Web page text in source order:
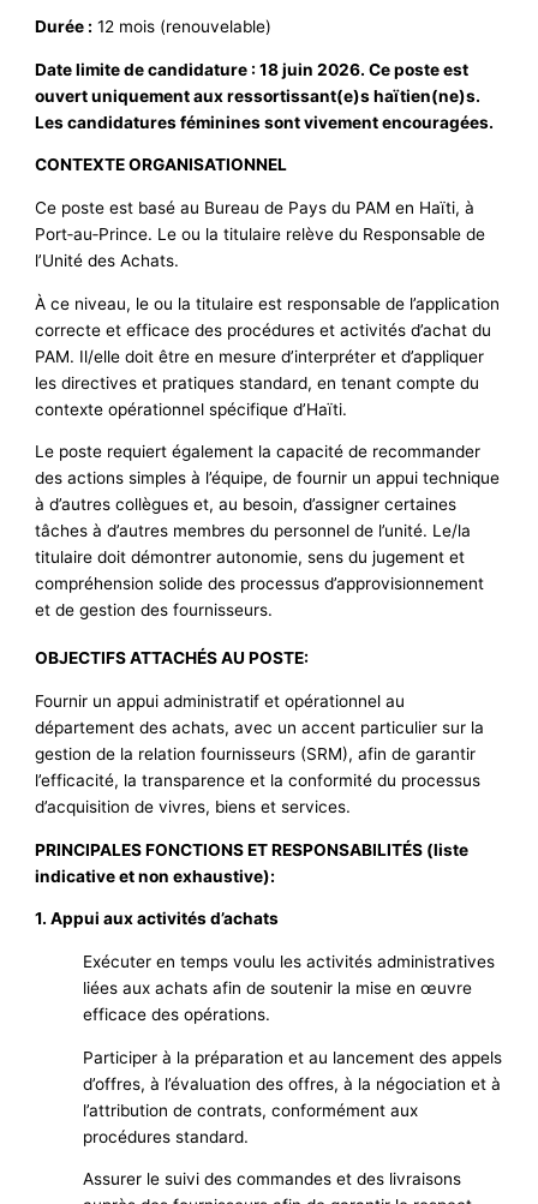
Durée : 12 mois (renouvelable)
Date limite de candidature : 18 juin 2026. Ce poste est
ouvert uniquement aux ressortissant(e)s haïtien(ne)s.
Les candidatures féminines sont vivement encouragées.
CONTEXTE ORGANISATIONNEL
Ce poste est basé au Bureau de Pays du PAM en Haïti, à
Port‑au‑Prince. Le ou la titulaire relève du Responsable de
l’Unité des Achats.
À ce niveau, le ou la titulaire est responsable de l’application
correcte et efficace des procédures et activités d’achat du
PAM. Il/elle doit être en mesure d’interpréter et d’appliquer
les directives et pratiques standard, en tenant compte du
contexte opérationnel spécifique d’Haïti.
Le poste requiert également la capacité de recommander
des actions simples à l’équipe, de fournir un appui technique
à d’autres collègues et, au besoin, d’assigner certaines
tâches à d’autres membres du personnel de l’unité. Le/la
titulaire doit démontrer autonomie, sens du jugement et
compréhension solide des processus d’approvisionnement
et de gestion des fournisseurs.
OBJECTIFS ATTACHÉS AU POSTE:
Fournir un appui administratif et opérationnel au
département des achats, avec un accent particulier sur la
gestion de la relation fournisseurs (SRM), afin de garantir
l’efficacité, la transparence et la conformité du processus
d’acquisition de vivres, biens et services.
PRINCIPALES FONCTIONS ET RESPONSABILITÉS (liste
indicative et non exhaustive):
1. Appui aux activités d’achats
Exécuter en temps voulu les activités administratives
liées aux achats afin de soutenir la mise en œuvre
efficace des opérations.
Participer à la préparation et au lancement des appels
d’offres, à l’évaluation des offres, à la négociation et à
l’attribution de contrats, conformément aux
procédures standard.
Assurer le suivi des commandes et des livraisons